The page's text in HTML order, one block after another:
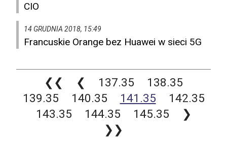
CIO
14 GRUDNIA 2018, 15:49
Francuskie Orange bez Huawei w sieci 5G
❮❮ ❮ 137.35
138.35
139.35
140.35 141.35
142.35
143.35
144.35 145.35
❯
❯❯